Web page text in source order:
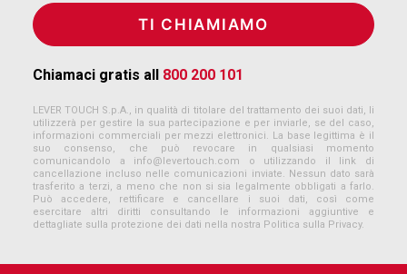
Chiamaci gratis all 800 200 101
LEVER TOUCH S.p.A., in qualità di titolare del trattamento dei suoi dati, li
utilizzerà per gestire la sua partecipazione e per inviarle, se del caso,
informazioni commerciali per mezzi elettronici. La base legittima è il
suo consenso, che può revocare in qualsiasi momento
comunicandolo a info@levertouch.com o utilizzando il link di
cancellazione incluso nelle comunicazioni inviate. Nessun dato sarà
trasferito a terzi, a meno che non si sia legalmente obbligati a farlo.
Può accedere, rettificare e cancellare i suoi dati, così come
esercitare altri diritti consultando le informazioni aggiuntive e
dettagliate sulla protezione dei dati nella nostra Politica sulla Privacy.